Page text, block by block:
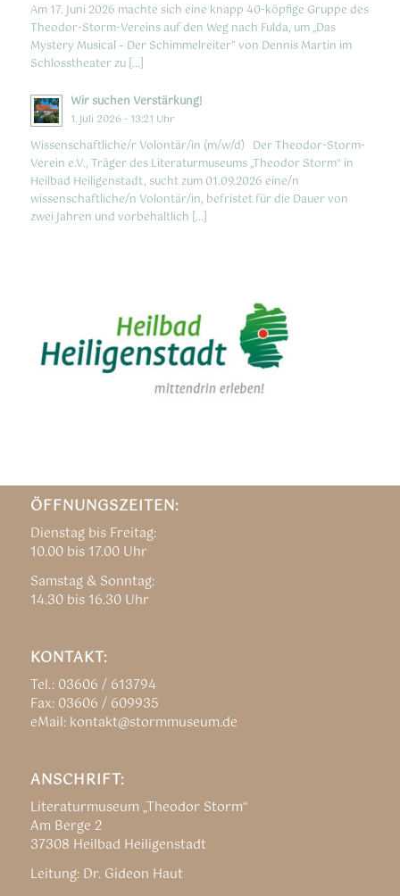
Am 17. Juni 2026 machte sich eine knapp 40-köpfige Gruppe des
Theodor-Storm-Vereins auf den Weg nach Fulda, um „Das
Mystery Musical – Der Schimmelreiter” von Dennis Martin im
Schlosstheater zu […]
Wir suchen Verstärkung!
1. Juli 2026 - 13:21 Uhr
Wissenschaftliche/r Volontär/in (m/w/d) Der Theodor-Storm-
Verein e.V., Träger des Literaturmuseums „Theodor Storm“ in
Heilbad Heiligenstadt, sucht zum 01.09.2026 eine/n
wissenschaftliche/n Volontär/in, befristet für die Dauer von
zwei Jahren und vorbehaltlich […]
ÖFFNUNGSZEITEN:
Dienstag bis Freitag:
10.00 bis 17.00 Uhr
Samstag & Sonntag:
14.30 bis 16.30 Uhr
KONTAKT:
Tel.: 03606 / 613794
Fax: 03606 / 609935
eMail: kontakt@stormmuseum.de
ANSCHRIFT:
Literaturmuseum „Theodor Storm“
Am Berge 2
37308 Heilbad Heiligenstadt
Leitung: Dr. Gideon Haut